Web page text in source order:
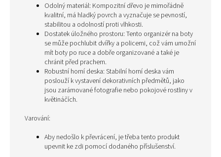
Odolný materiál: Kompozitní dřevo je mimořádně
kvalitní, má hladký povrch a vyznačuje se pevností,
stabilitou a odolností proti vlhkosti.
Dostatek úložného prostoru: Tento organizér na boty
se může pochlubit dvířky a policemi, což vám umožní
mít boty po ruce a dobře organizované a také je
chránit před prachem.
Robustní horní deska: Stabilní horní deska vám
poslouží k vystavení dekorativních předmětů, jako
jsou zarámované fotografie nebo pokojové rostliny v
květináčích.
Varování:
Aby nedošlo k převrácení, je třeba tento produkt
upevnit ke zdi pomocí dodaného příslušenství.